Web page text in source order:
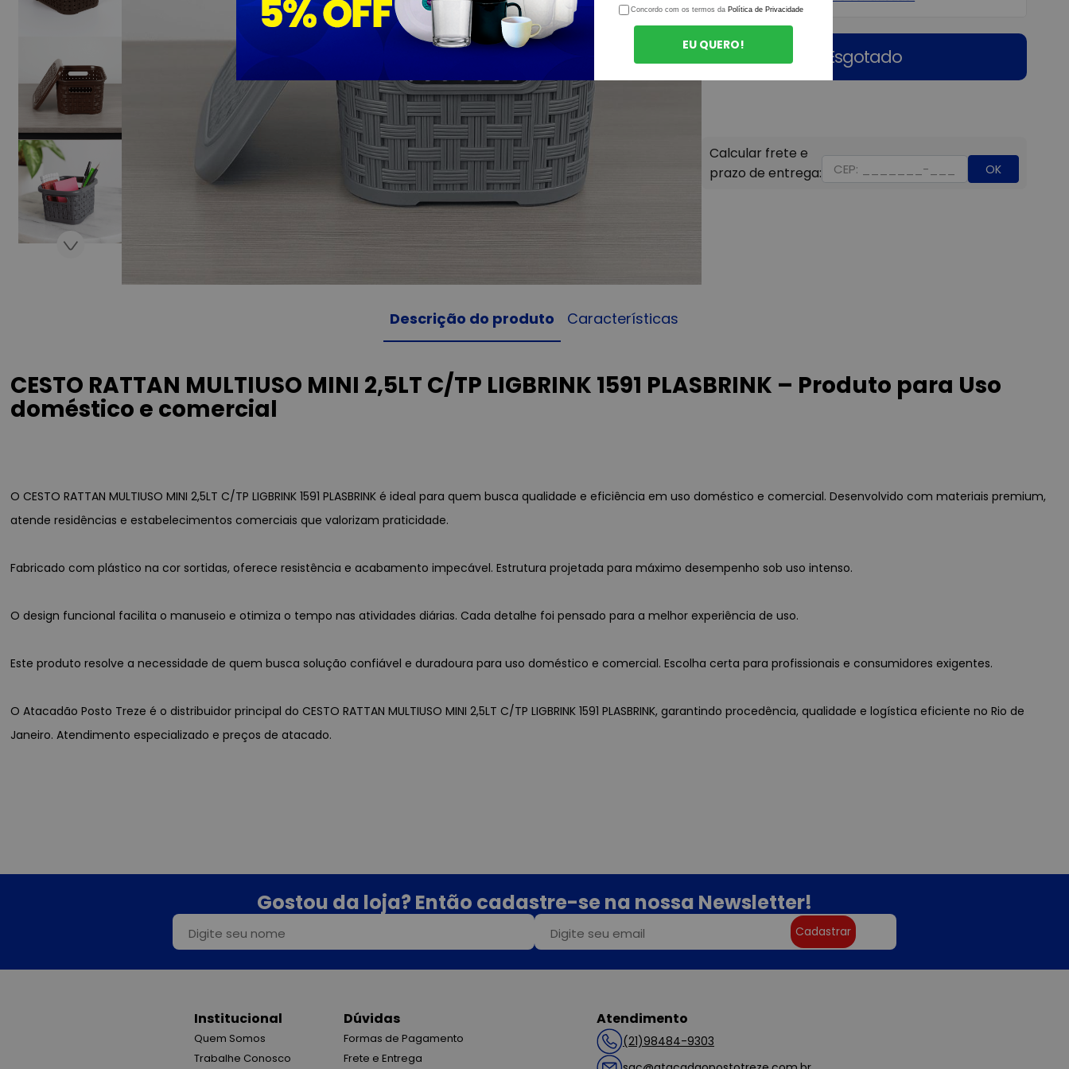
Esgotado
OK
Descrição do produto Características
CESTO RATTAN MULTIUSO MINI 2,5LT C/TP LIGBRINK 1591 PLASBRINK – Produto para Uso
doméstico e comercial
O CESTO RATTAN MULTIUSO MINI 2,5LT C/TP LIGBRINK 1591 PLASBRINK é ideal para quem busca qualidade e eficiência em uso doméstico e comercial. Desenvolvido com materiais premium,
atende residências e estabelecimentos comerciais que valorizam praticidade.
Fabricado com plástico na cor sortidas, oferece resistência e acabamento impecável. Estrutura projetada para máximo desempenho sob uso intenso.
O design funcional facilita o manuseio e otimiza o tempo nas atividades diárias. Cada detalhe foi pensado para a melhor experiência de uso.
Este produto resolve a necessidade de quem busca solução confiável e duradoura para uso doméstico e comercial. Escolha certa para profissionais e consumidores exigentes.
O Atacadão Posto Treze é o distribuidor principal do CESTO RATTAN MULTIUSO MINI 2,5LT C/TP LIGBRINK 1591 PLASBRINK, garantindo procedência, qualidade e logística eficiente no Rio de
Janeiro. Atendimento especializado e preços de atacado.
Gostou da loja? Então cadastre-se na nossa Newsletter!
Cadastrar
Institucional
Quem Somos
Trabalhe Conosco
Dúvidas
Formas de Pagamento
Frete e Entrega
Atendimento
(21)98484-9303
Concordo com os termos da Política de Privacidade
EU QUERO!